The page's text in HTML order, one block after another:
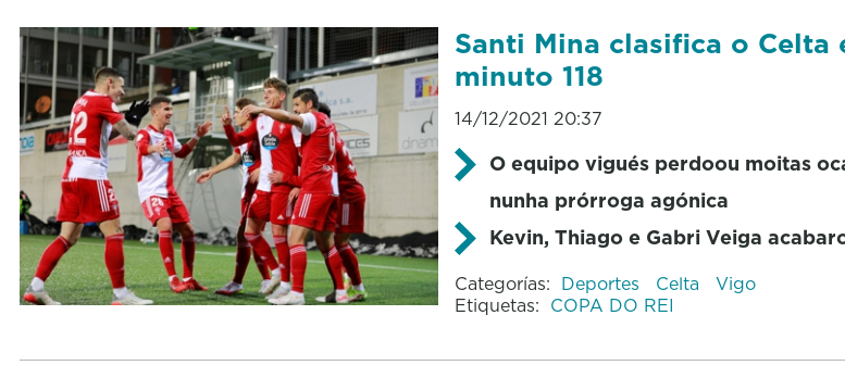
Santi Mina clasifica o Celta
minuto 118
14/12/2021 20:37
O equipo vigués perdoou moitas
nunha prórroga agónica
Kevin, Thiago e Gabri Veiga
Categorías: Deportes Celta
Vigo
Etiquetas: COPA DO REI